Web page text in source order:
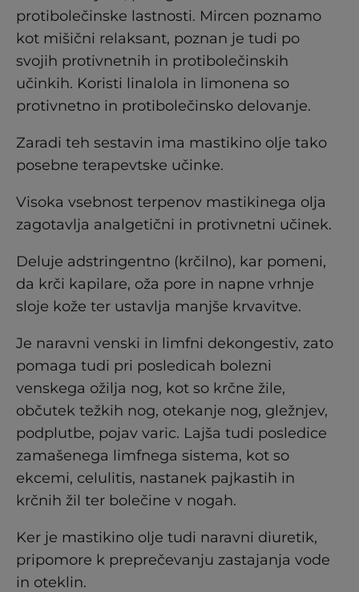
protibolečinske lastnosti. Mircen poznamo
kot mišični relaksant, poznan je tudi po
svojih protivnetnih in protibolečinskih
učinkih. Koristi linalola in limonena so
protivnetno in protibolečinsko delovanje.
Zaradi teh sestavin ima mastikino olje tako
posebne terapevtske učinke.
Visoka vsebnost terpenov mastikinega olja
zagotavlja analgetični in protivnetni učinek.
Deluje adstringentno (krčilno), kar pomeni,
da krči kapilare, oža pore in napne vrhnje
sloje kože ter ustavlja manjše krvavitve.
Je naravni venski in limfni dekongestiv, zato
pomaga tudi pri posledicah bolezni
venskega ožilja nog, kot so krčne žile,
občutek težkih nog, otekanje nog, gležnjev,
podplutbe, pojav varic. Lajša tudi posledice
zamašenega limfnega sistema, kot so
ekcemi, celulitis, nastanek pajkastih in
krčnih žil ter bolečine v nogah.
Ker je mastikino olje tudi naravni diuretik,
pripomore k preprečevanju zastajanja vode
in oteklin.